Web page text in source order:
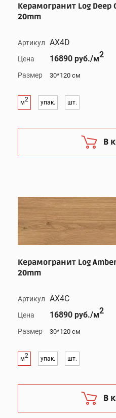
Керамогранит Log Deep
20mm
Артикул AX4D
Цена 16890 руб./м2
Размер 30*120 см
м2 упак. шт.
В
Керамогранит Log
20mm
Артикул AX4C
Цена 16890 руб./м2
Размер 30*120 см
м2 упак. шт.
В